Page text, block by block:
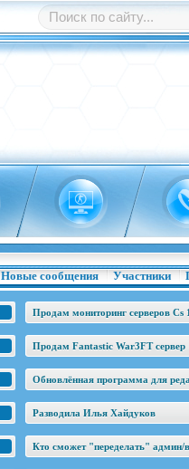
Новые сообщения Участники
Продам мониторинг серверов Cs
Продам Fantastic War3FT сервер
Обновлённая программа для
Разводила Илья Хайдуков
Кто сможет "переделать" админ/